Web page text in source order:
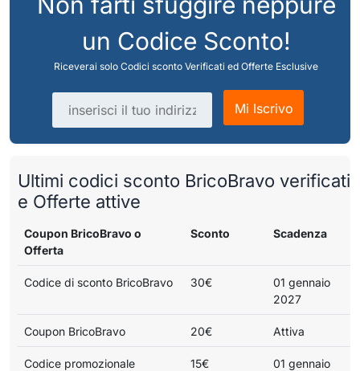
un Codice Sconto!
Riceverai solo Codici sconto Verificati ed Offerte Esclusive
Indirizzo email
Mi Iscrivo
Ultimi codici sconto BricoBravo verificati
e Offerte attive
Coupon BricoBravo o
Offerta
Sconto Scadenza
Codice di sconto BricoBravo 30€
01 gennaio
2027
Coupon BricoBravo 20€ Attiva
Codice promozionale
15€
01 gennaio